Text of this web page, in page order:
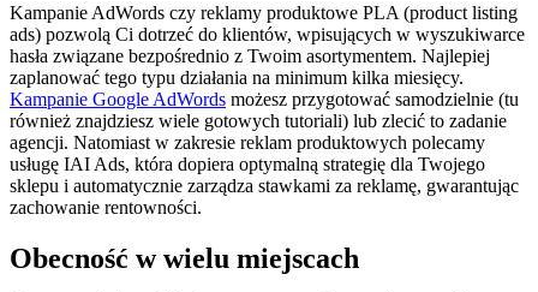
Kampanie AdWords czy reklamy produktowe PLA (product listing
ads) pozwolą Ci dotrzeć do klientów, wpisujących w wyszukiwarce
hasła związane bezpośrednio z Twoim asortymentem. Najlepiej
zaplanować tego typu działania na minimum kilka miesięcy.
Kampanie Google AdWords możesz przygotować samodzielnie (tu
również znajdziesz wiele gotowych tutoriali) lub zlecić to zadanie
agencji. Natomiast w zakresie reklam produktowych polecamy
usługę IAI Ads, która dopiera optymalną strategię dla Twojego
sklepu i automatycznie zarządza stawkami za reklamę, gwarantując
zachowanie rentowności.
Obecność w wielu miejscach